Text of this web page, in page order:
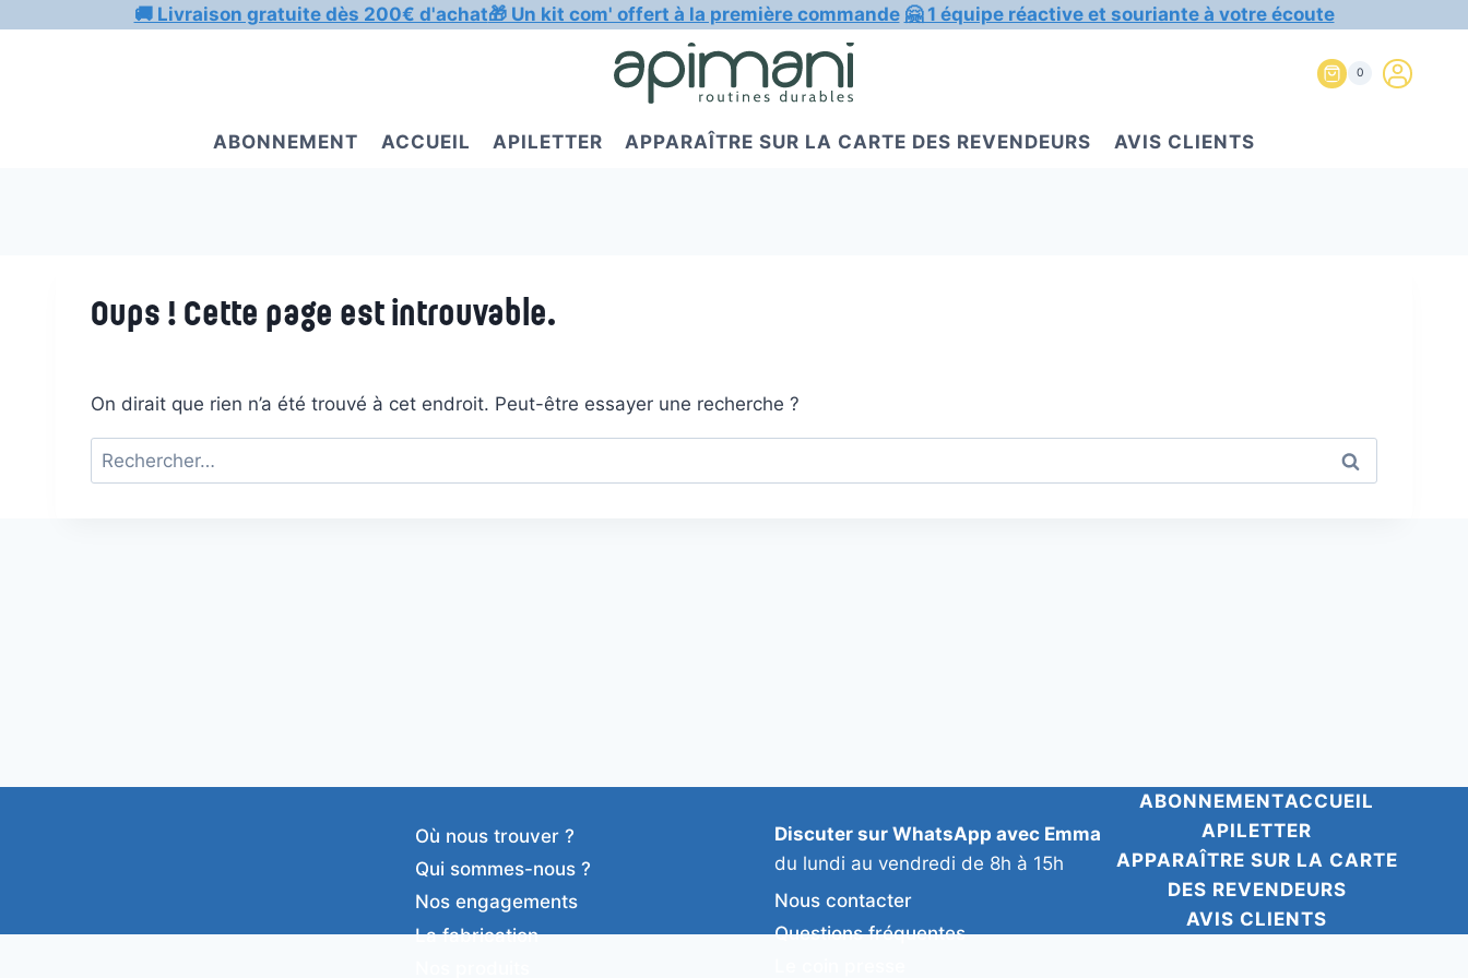
🚚 Livraison gratuite dès 200€ d'achat🎁 Un kit com' offert à la première commande 🤗 1 équipe réactive et souriante à votre écoute
0
ABONNEMENT ACCUEIL APILETTER APPARAÎTRE SUR LA CARTE DES REVENDEURS AVIS CLIENTS
Oups ! Cette page est introuvable.
On dirait que rien n’a été trouvé à cet endroit. Peut-être essayer une recherche ?
Rechercher :
Où nous trouver ?
Qui sommes-nous ?
Nos engagements
La fabrication
Discuter sur WhatsApp avec Emma
du lundi au vendredi de 8h à 15h
Nous contacter
Questions fréquentes
ABONNEMENTACCUEIL
APILETTER
APPARAÎTRE SUR LA CARTE
DES REVENDEURS
AVIS CLIENTS